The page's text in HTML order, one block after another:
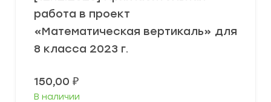
работа в проект
«Математическая вертикаль» для
8 класса 2023 г.
150,00 ₽
В наличии